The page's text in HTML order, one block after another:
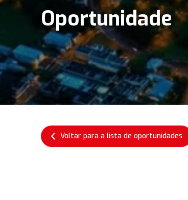
Oportunidade
Voltar para a lista de oportunidades